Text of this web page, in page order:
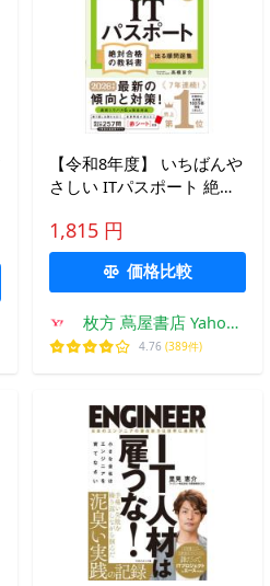
【令和8年度】 いちばんや
さしい ITパスポート 絶対
集
1,815 円
価格比較
枚方 蔦屋書店 Yahoo!
店
4.76 (389件)